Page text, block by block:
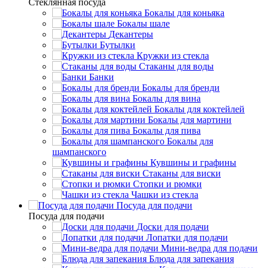
Бокалы для коньяка
Бокалы шале
Декантеры
Бутылки
Кружки из стекла
Стаканы для воды
Банки
Бокалы для бренди
Бокалы для вина
Бокалы для коктейлей
Бокалы для мартини
Бокалы для пива
Бокалы для
шампанского
Кувшины и графины
Стаканы для виски
Стопки и рюмки
Чашки из стекла
Посуда для подачи
Посуда для подачи
Доски для подачи
Лопатки для подачи
Мини-ведра для подачи
Блюда для запекания